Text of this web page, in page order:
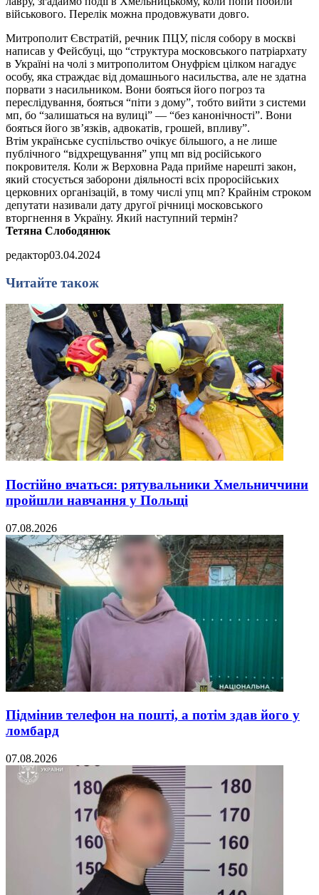
військового. Перелік можна продовжувати довго.
Митрополит Євстратій, речник ПЦУ, після собору в москві
написав у Фейсбуці, що “структура московського патріархату
в Україні на чолі з митрополитом Онуфрієм цілком нагадує
особу, яка страждає від домашнього насильства, але не здатна
порвати з насильником. Вони бояться його погроз та
переслідування, бояться “піти з дому”, тобто вийти з системи
мп, бо “залишаться на вулиці” — “без канонічності”. Вони
бояться його звʼязків, адвокатів, грошей, впливу”.
Втім українське суспільство очікує більшого, а не лише
публічного “відхрещування” упц мп від російського
покровителя. Коли ж Верховна Рада прийме нарешті закон,
який стосується заборони діяльності всіх проросійських
церковних організацій, в тому числі упц мп? Крайнім строком
депутати називали дату другої річниці московського
вторгнення в Україну. Який наступний термін?
Тетяна Слободянюк
редактор03.04.2024
Читайте також
Постійно вчаться: рятувальники Хмельниччини
пройшли навчання у Польщі
07.08.2026
Підмінив телефон на пошті, а потім здав його у
ломбард
07.08.2026